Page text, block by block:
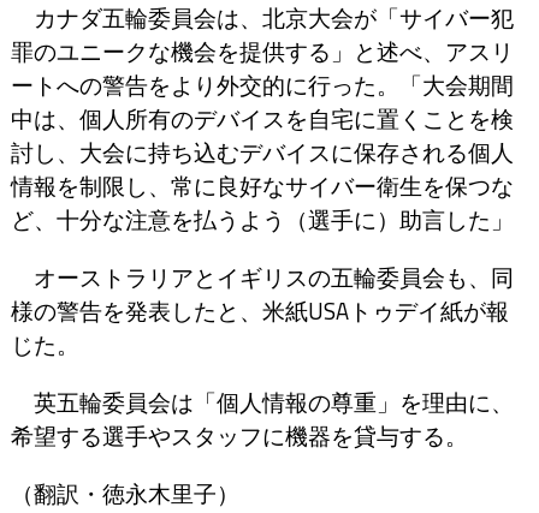
カナダ五輪委員会は、北京大会が「サイバー犯
罪のユニークな機会を提供する」と述べ、アスリ
ートへの警告をより外交的に行った。「大会期間
中は、個人所有のデバイスを自宅に置くことを検
討し、大会に持ち込むデバイスに保存される個人
情報を制限し、常に良好なサイバー衛生を保つな
ど、十分な注意を払うよう（選手に）助言した」
オーストラリアとイギリスの五輪委員会も、同
様の警告を発表したと、米紙USAトゥデイ紙が報
じた。
英五輪委員会は「個人情報の尊重」を理由に、
希望する選手やスタッフに機器を貸与する。
（翻訳・徳永木里子）